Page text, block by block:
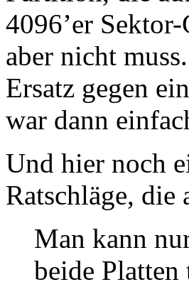
4096’er
aber nicht
Ersatz gegen
war dann
Und hier noch
Ratschläge,
Man kann
beide Platten